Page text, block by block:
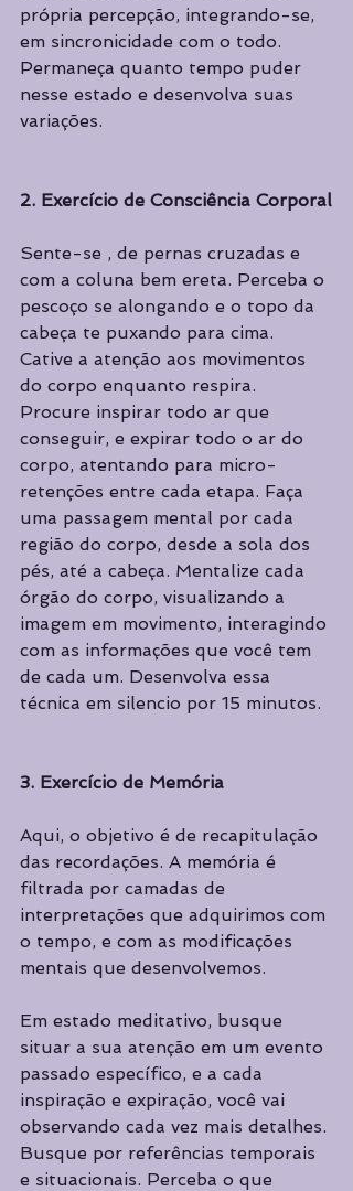
própria percepção, integrando-se,
em sincronicidade com o todo.
Permaneça quanto tempo puder
nesse estado e desenvolva suas
variações.
2. Exercício de Consciência Corporal
Sente-se , de pernas cruzadas e
com a coluna bem ereta. Perceba o
pescoço se alongando e o topo da
cabeça te puxando para cima.
Cative a atenção aos movimentos
do corpo enquanto respira.
Procure inspirar todo ar que
conseguir, e expirar todo o ar do
corpo, atentando para micro-
retenções entre cada etapa. Faça
uma passagem mental por cada
região do corpo, desde a sola dos
pés, até a cabeça. Mentalize cada
órgão do corpo, visualizando a
imagem em movimento, interagindo
com as informações que você tem
de cada um. Desenvolva essa
técnica em silencio por 15 minutos.
3. Exercício de Memória
Aqui, o objetivo é de recapitulação
das recordações. A memória é
filtrada por camadas de
interpretações que adquirimos com
o tempo, e com as modificações
mentais que desenvolvemos.
Em estado meditativo, busque
situar a sua atenção em um evento
passado específico, e a cada
inspiração e expiração, você vai
observando cada vez mais detalhes.
Busque por referências temporais
e situacionais. Perceba o que